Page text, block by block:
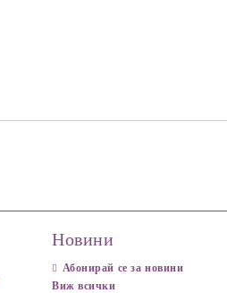
Новини
Абонирай се за новини
Виж всички